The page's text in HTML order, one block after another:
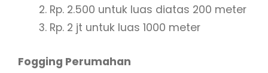
Rp. 2.500 untuk luas diatas 200 meter
Rp. 2 jt untuk luas 1000 meter
Fogging Perumahan